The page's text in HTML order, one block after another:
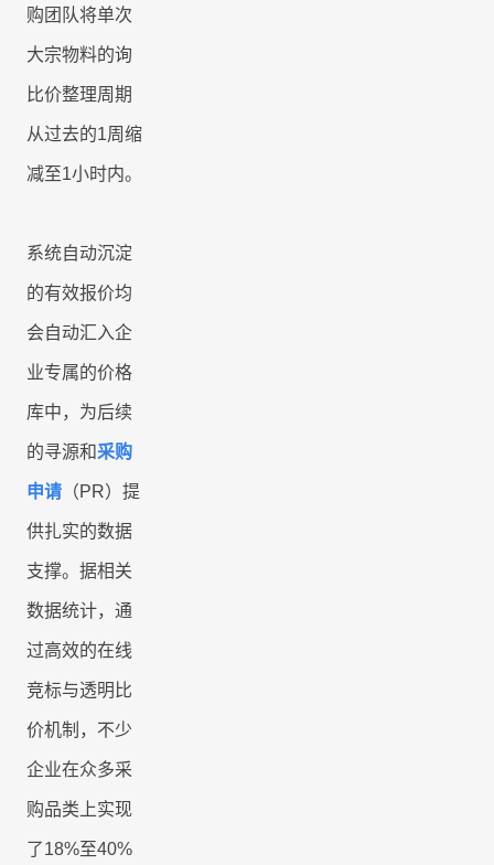
购团队将单次
大宗物料的询
比价整理周期
从过去的1周缩
减至1小时内。
系统自动沉淀
的有效报价均
会自动汇入企
业专属的价格
库中，为后续
的寻源和采购
申请 （PR）提
供扎实的数据
支撑。据相关
数据统计，通
过高效的在线
竞标与透明比
价机制，不少
企业在众多采
购品类上实现
了18%至40%